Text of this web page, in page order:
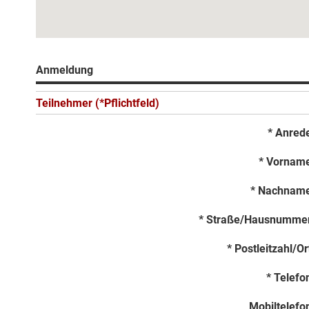
Anmeldung
Teilnehmer (*Pflichtfeld)
*
*
*
* Straße/
* Postleitzahl/
*